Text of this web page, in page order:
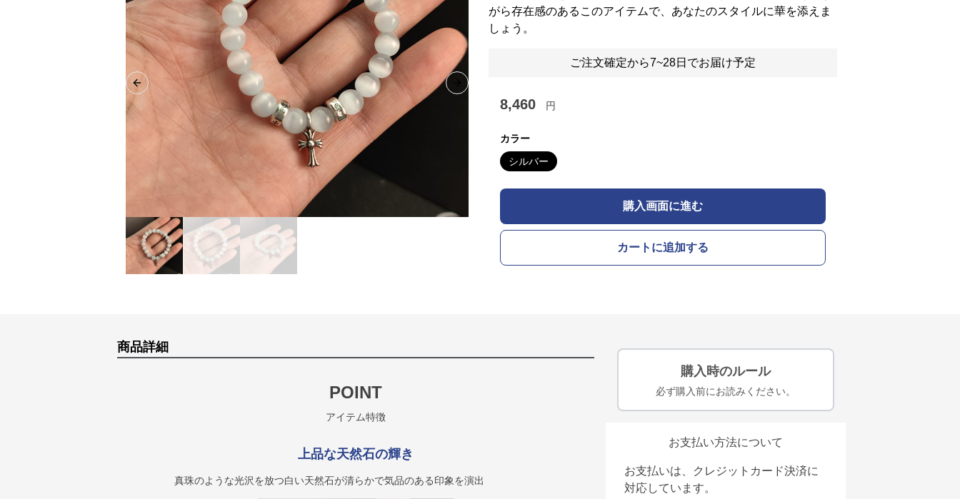
Previous slide Next slide
がら存在感のあるこのアイテムで、あなたのスタイルに華を添えま
しょう。
ご注文確定から7~28日でお届け予定
8,460 円
カラー
シルバー
購入画面に進む
カートに追加する
商品詳細
POINT
アイテム特徴
上品な天然石の輝き
真珠のような光沢を放つ白い天然石が清らかで気品のある印象を演出
購入時のルール
必ず購入前にお読みください。
お支払い方法について
お支払いは、クレジットカード決済に
対応しています。